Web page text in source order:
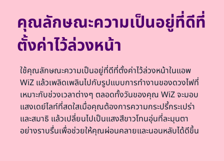
คุณลักษณะความเป็นอยู่ที่ดีที่
ตั้งค่าไว้ล่วงหน้า
ใช้คุณลักษณะความเป็นอยู่ที่ดีที่ตั้งค่าไว้ล่วงหน้าในแอพ
WiZ แล้วเพลิดเพลินไปกับรูปแบบการทำงานของดวงไฟที่
เหมาะกับช่วงเวลาต่างๆ ตลอดทั้งวันของคุณ WiZ จะมอบ
แสงเดย์ไลท์ที่สดใสเมื่อคุณต้องการความกระปรี้กระเปร่า
และสมาธิ แล้วเปลี่ยนไปเป็นแสงสีขาวโทนอุ่นที่ละมุนตา
อย่างราบรื่นเพื่อช่วยให้คุณผ่อนคลายและนอนหลับได้ดีขึ้น